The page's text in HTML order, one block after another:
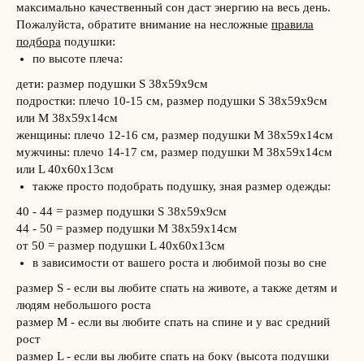
максимально качественный сон даст энергию на весь день.
Пожалуйста, обратите внимание на несложные правила
подбора подушки:
по высоте плеча:
дети: размер подушки S 38х59х9см
подростки: плечо 10-15 см, размер подушки S 38х59х9см
или M 38х59х14см
женщины: плечо 12-16 см, размер подушки M 38х59х14см
мужчины: плечо 14-17 см, размер подушки M 38х59х14см
или L 40х60х13см
также просто подобрать подушку, зная размер одежды:
40 - 44 = размер подушки S 38х59х9см
44 - 50 = размер подушки M 38х59х14см
от 50 = размер подушки L 40х60х13см
в зависимости от вашего роста и любимой позы во сне
размер S - если вы любите спать на животе, а также детям и
людям небольшого роста
размер M - если вы любите спать на спине и у вас средний
рост
размер L - если вы любите спать на боку (высота подушки